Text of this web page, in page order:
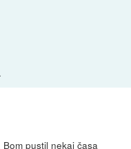
pustil nekaj časa